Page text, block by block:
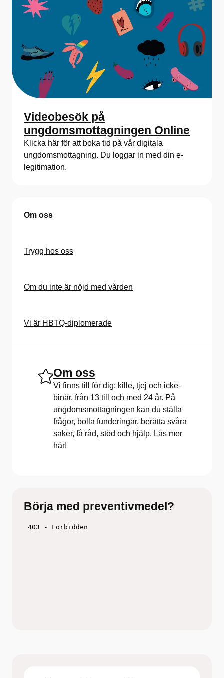
Videobesök på
ungdomsmottagningen Online
Klicka här för att boka tid på vår digitala
ungdomsmottagning. Du loggar in med din e-
legitimation.
Om oss
Trygg hos oss
Om du inte är nöjd med vården
Vi är HBTQ-diplomerade
Om oss
Vi finns till för dig; kille, tjej och icke-
binär, från 13 till och med 24 år. På
ungdomsmottagningen kan du ställa
frågor, bolla funderingar, berätta svåra
saker, få råd, stöd och hjälp. Läs mer
här!
Börja med preventivmedel?